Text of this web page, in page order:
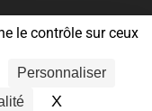
le contrôle sur ceux
Personnaliser
XMasquer le